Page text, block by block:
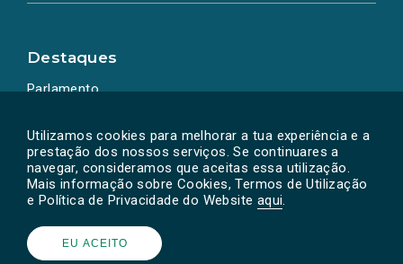
Utilizamos cookies para melhorar a tua experiência e a
prestação dos nossos serviços. Se continuares a
navegar, consideramos que aceitas essa utilização.
Mais informação sobre Cookies, Termos de Utilização
e Política de Privacidade do Website aqui.
EU ACEITO
Destaques
Parlamento
Powered by © PAN 2026